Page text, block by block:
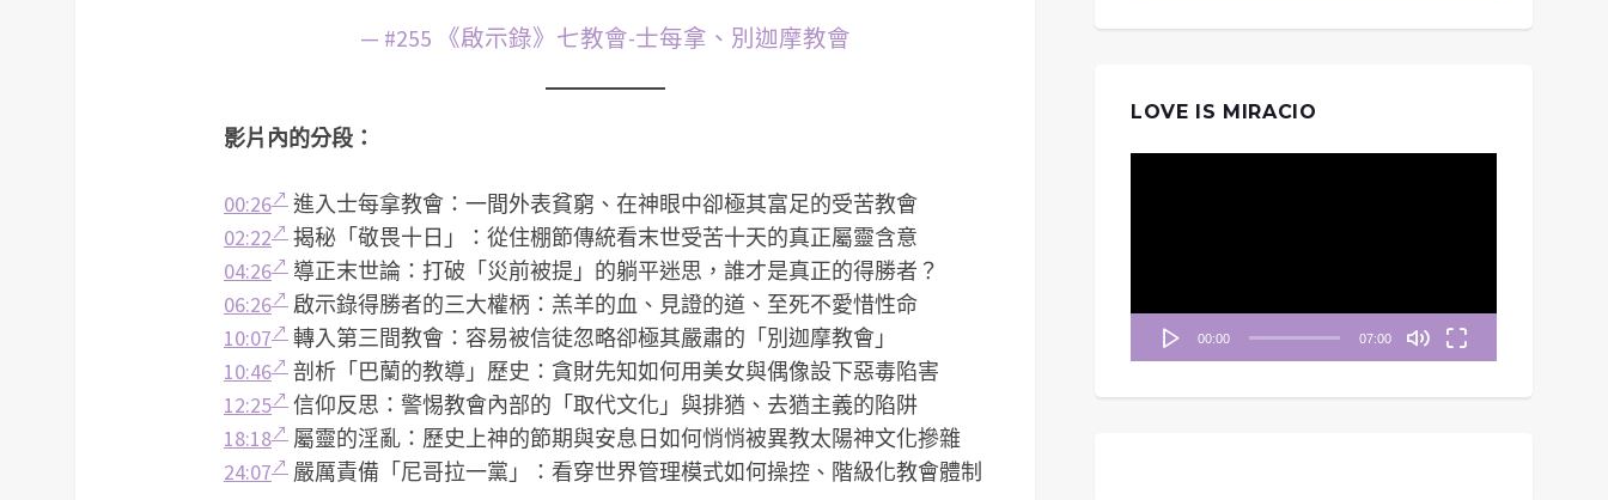
— #255 《啟示錄》七教會-士每拿、別迦摩教會
影片內的分段：
00:26
進入士每拿教會：一間外表貧窮、在神眼中卻極其富足的受苦教會
02:22
揭秘「敬畏十日」：從住棚節傳統看末世受苦十天的真正屬靈含意
04:26
導正末世論：打破「災前被提」的躺平迷思，誰才是真正的得勝者？
06:26
啟示錄得勝者的三大權柄：羔羊的血、見證的道、至死不愛惜性命
10:07
轉入第三間教會：容易被信徒忽略卻極其嚴肅的「別迦摩教會」
10:46
剖析「巴蘭的教導」歷史：貪財先知如何用美女與偶像設下惡毒陷害
12:25
信仰反思：警惕教會內部的「取代文化」與排猶、去猶主義的陷阱
18:18
屬靈的淫亂：歷史上神的節期與安息日如何悄悄被異教太陽神文化摻雜
24:07
嚴厲責備「尼哥拉一黨」：看穿世界管理模式如何操控、階級化教會體制
LOVE IS MIRACIO
00:00 07:00